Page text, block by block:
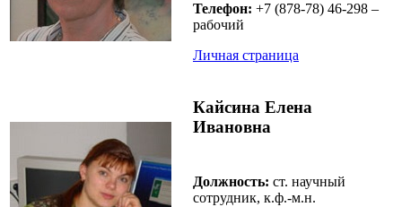
Телефон: +7 (878-78) 46-298 –
рабочий
Личная страница
Кайсина Елена
Ивановна
Должность: ст. научный
сотрудник, к.ф.-м.н.